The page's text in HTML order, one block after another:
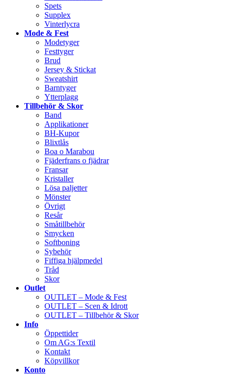
Spets
Supplex
Vinterlycra
Mode & Fest
Modetyger
Festtyger
Brud
Jersey & Stickat
Sweatshirt
Barntyger
Ytterplagg
Tillbehör & Skor
Band
Applikationer
BH-Kupor
Blixtlås
Boa o Marabou
Fjäderfrans o fjädrar
Fransar
Kristaller
Lösa paljetter
Mönster
Övrigt
Resår
Småtillbehör
Smycken
Softboning
Sybehör
Fiffiga hjälpmedel
Tråd
Skor
Outlet
OUTLET – Mode & Fest
OUTLET – Scen & Idrott
OUTLET – Tillbehör & Skor
Info
Öppettider
Om AG:s Textil
Kontakt
Köpvillkor
Konto